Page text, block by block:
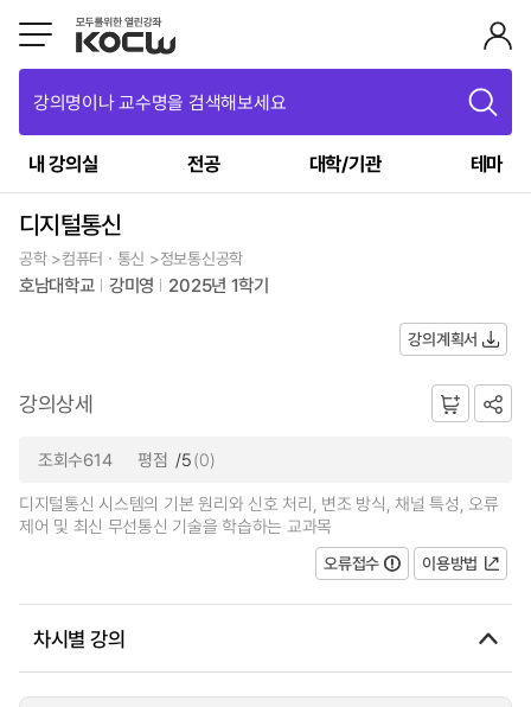
강의명이나 교수명을 검색해보세요
내 강의실 전공 대학/기관 테마
디지털통신
공학 >컴퓨터ㆍ통신 >정보통신공학
호남대학교 강미영 2025년 1학기
강의계획서
강의상세
조회수614 평점 /5(0)
디지털통신 시스템의 기본 원리와 신호 처리, 변조 방식, 채널 특성, 오류
제어 및 최신 무선통신 기술을 학습하는 교과목
오류접수
이용방법
차시별 강의